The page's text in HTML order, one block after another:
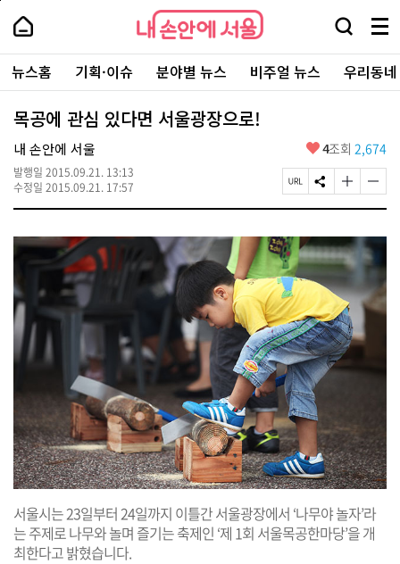
본
로
가
내
손
안
에
서
울
-
서
울
시
대
표
소
포
털
내
손
에
울
검
창
열
기
메
뉴
전
체
보
주
요
서
뉴스홈 기획·이슈 분야별 뉴스 비주얼 뉴스 우리동
목공에 관심 있다면 서울광장으로!
내 손안에 서울
발행일 2015.09.21. 13:13
수정일 2015.09.21. 17:57
좋
요
4조회 2,674
페
이
U
R
L
복
사
S
N
공
유
하
기
글
자
기
크
게
경
하
기
글
자
기
작
게
변
경
하
서울시는 23일부터 24일까지 이틀간 서울광장에서 ‘나무야 놀자’라
는 주제로 나무와 놀며 즐기는 축제인 ‘제 1회 서울목공한마당’을 개
최한다고 밝혔습니다.
페
상
단
로